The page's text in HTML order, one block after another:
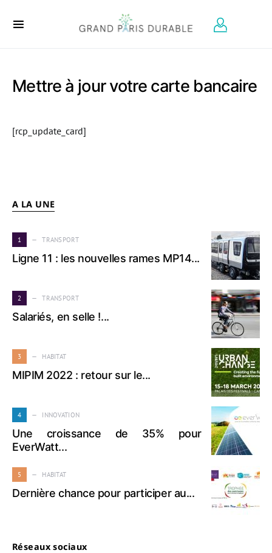
Mettre à jour votre carte bancaire
[rcp_update_card]
A LA UNE
1 TRANSPORT
Ligne 11 : les nouvelles rames MP14...
2 TRANSPORT
Salariés, en selle !...
3 HABITAT
MIPIM 2022 : retour sur le...
4 INNOVATION
Une croissance de 35% pour
EverWatt...
5 HABITAT
Dernière chance pour participer au...
Réseaux sociaux